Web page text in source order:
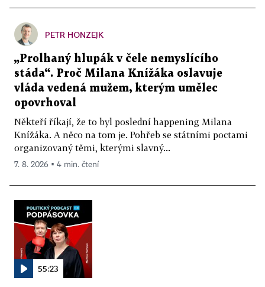
PETR HONZEJK
„Prolhaný hlupák v čele nemyslícího
stáda“. Proč Milana Knížáka oslavuje
vláda vedená mužem, kterým umělec
opovrhoval
Někteří říkají, že to byl poslední happening Milana
Knížáka. A něco na tom je. Pohřeb se státními poctami
organizovaný těmi, kterými slavný...
7. 8. 2026 ▪ 4 min. čtení
55:23